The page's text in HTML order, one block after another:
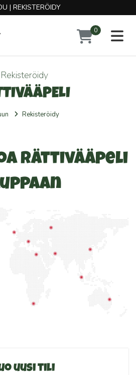
| REKISTERÖIDY
0
Rekisteröidy
Rekisteröidy
Rättivääpeli
uusi tili